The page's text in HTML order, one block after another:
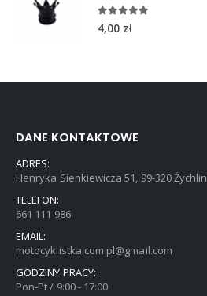
5.00 out of 5
4,00 zł
DANE KONTAKTOWE
ADRES:
Henryka Sienkiewicza 51, 99-320 Żychlin
TELEFON:
661 111 986
EMAIL:
motocyklistka.com.pl@gmail.com
GODZINY PRACY:
Pon-Pt / 9:00 - 17:00